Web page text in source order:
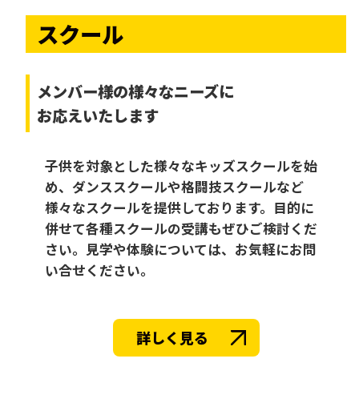
スクール
メンバー様の様々なニーズに
お応えいたします
子供を対象とした様々なキッズスクールを始
め、ダンススクールや格闘技スクールなど
様々なスクールを提供しております。目的に
併せて各種スクールの受講もぜひご検討くだ
さい。見学や体験については、お気軽にお問
い合せください。
詳しく見る